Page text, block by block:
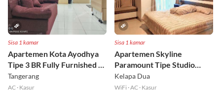
Sisa 1 kamar
Apartemen Kota Ayodhya
Tipe 3 BR Fully Furnished Lt
6
Tangerang
AC · Kasur
Sisa 1 kamar
Apartemen Skyline
Paramount Tipe Studio
Fully Furnished Lt 8
Kelapa Dua
WiFi ·AC · Kasur